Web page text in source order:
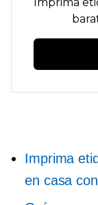
Imprima
en casa